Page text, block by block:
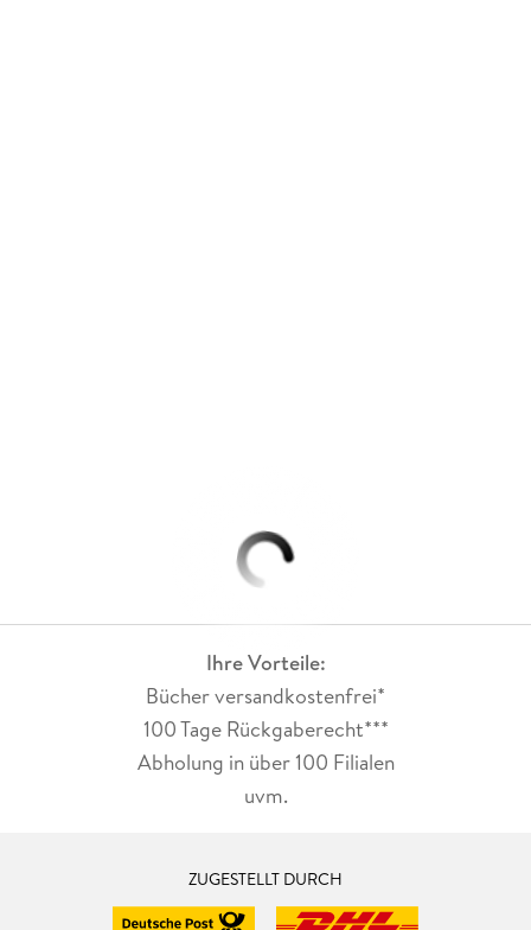
Ihre Vorteile:
Bücher versandkostenfrei*
100 Tage Rückgaberecht***
Abholung in über 100 Filialen
uvm.
ZUGESTELLT DURCH